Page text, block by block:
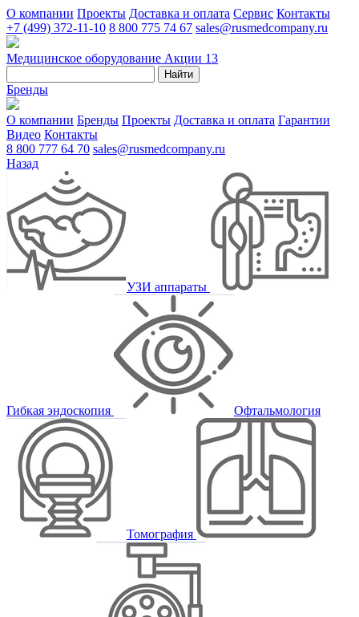
О компании Проекты Доставка и оплата Сервис Контакты
+7 (499) 372-11-10 8 800 775 74 67 sales@rusmedcompany.ru
Медицинское оборудование Акции 13
Найти
Бренды
О компании Бренды Проекты Доставка и оплата Гарантии
Видео Контакты
8 800 777 64 70 sales@rusmedcompany.ru
Назад
УЗИ аппараты
Гибкая эндоскопия Офтальмология
Томография